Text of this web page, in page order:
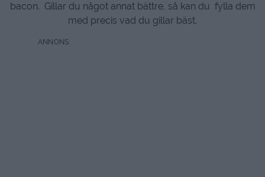
bacon. Gillar du något annat bättre, så kan du fylla dem
med precis vad du gillar bäst.